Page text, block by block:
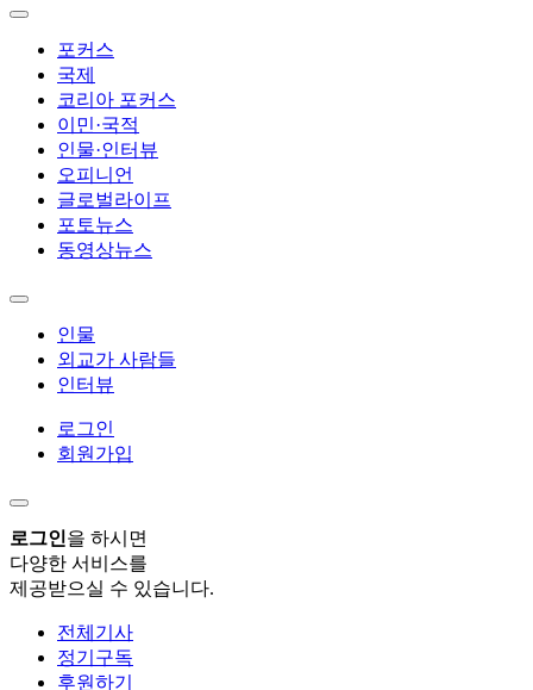
포커스
국제
코리아 포커스
이민·국적
인물·인터뷰
오피니언
글로벌라이프
포토뉴스
동영상뉴스
인물
외교가 사람들
인터뷰
로그인
회원가입
로그인을 하시면
다양한 서비스를
제공받으실 수 있습니다.
전체기사
정기구독
후원하기